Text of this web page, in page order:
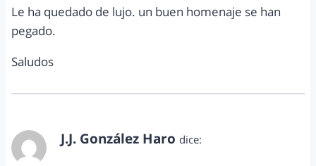
Le ha quedado de lujo. un buen homenaje se han
pegado.
Saludos
J.J. González Haro dice: